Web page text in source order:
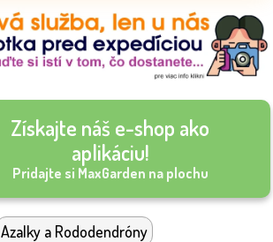
Získajte náš e-shop ako
aplikáciu!
Pridajte si MaxGarden na plochu
Azalky a Rododendróny